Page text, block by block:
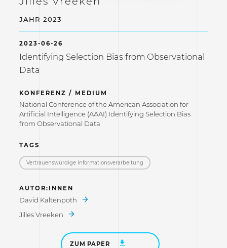
JAHR 2023
2023-06-26
Identifying Selection Bias from Observational
Data
KONFERENZ / MEDIUM
National Conference of the American Association for
Artificial Intelligence (AAAI) Identifying Selection Bias
from Observational Data
TAGS
Vertrauenswürdige Informations­verarbeitung
AUTOR:INNEN
David Kaltenpoth
Jilles Vreeken
ZUM PAPER